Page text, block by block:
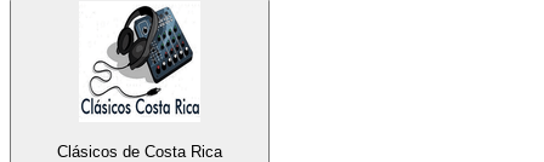
Clásicos de Costa Rica